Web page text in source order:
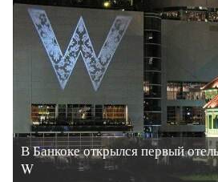
В Банкоке открылся первый
W